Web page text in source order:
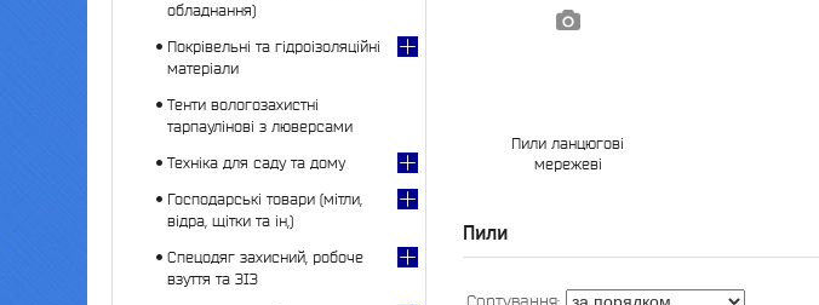
Пили ланцюгові
мережеві
Пили
обладнання)
Покрівельні та гідроізоляційні
матеріали
Тенти вологозахистні
тарпаулінові з люверсами
Техніка для саду та дому
Господарські товари (мітли,
відра, щітки та ін,)
Спецодяг захисний, робоче
взуття та ЗІЗ